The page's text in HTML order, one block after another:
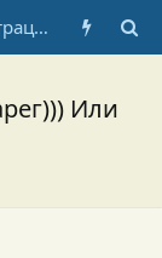
Регистрация
Или